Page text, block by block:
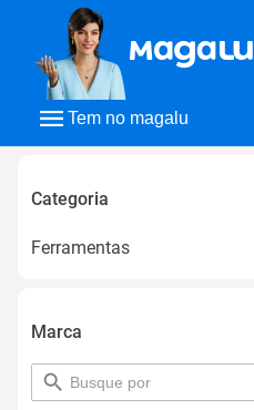
Tem no magalu
Categoria
Ferramentas
Marca
pesquisar
por